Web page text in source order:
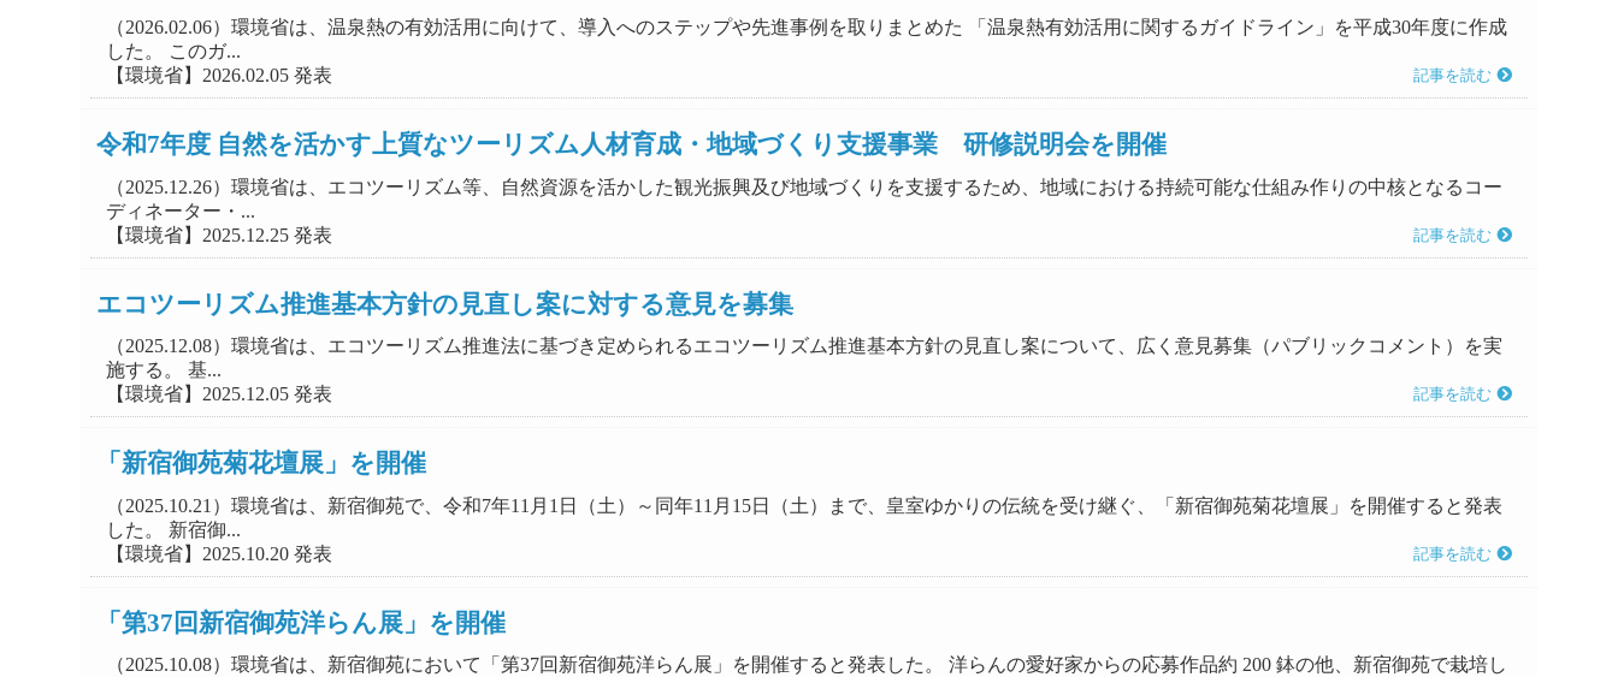
（2026.02.06）環境省は、温泉熱の有効活用に向けて、導入へのステップや先進事例を取りまとめた 「温泉熱有効活用に関するガイドライン」を平成30年度に作成
した。 このガ...
【環境省】2026.02.05 発表
記事を読む
令和7年度 自然を活かす上質なツーリズム人材育成・地域づくり支援事業 研修説明会を開催
（2025.12.26）環境省は、エコツーリズム等、自然資源を活かした観光振興及び地域づくりを支援するため、地域における持続可能な仕組み作りの中核となるコー
ディネーター・...
【環境省】2025.12.25 発表
記事を読む
エコツーリズム推進基本方針の見直し案に対する意見を募集
（2025.12.08）環境省は、エコツーリズム推進法に基づき定められるエコツーリズム推進基本方針の見直し案について、広く意見募集（パブリックコメント）を実
施する。 基...
【環境省】2025.12.05 発表
記事を読む
「新宿御苑菊花壇展」を開催
（2025.10.21）環境省は、新宿御苑で、令和7年11月1日（土）～同年11月15日（土）まで、皇室ゆかりの伝統を受け継ぐ、「新宿御苑菊花壇展」を開催すると発表
した。 新宿御...
【環境省】2025.10.20 発表
記事を読む
「第37回新宿御苑洋らん展」を開催
（2025.10.08）環境省は、新宿御苑において「第37回新宿御苑洋らん展」を開催すると発表した。 洋らんの愛好家からの応募作品約 200 鉢の他、新宿御苑で栽培し